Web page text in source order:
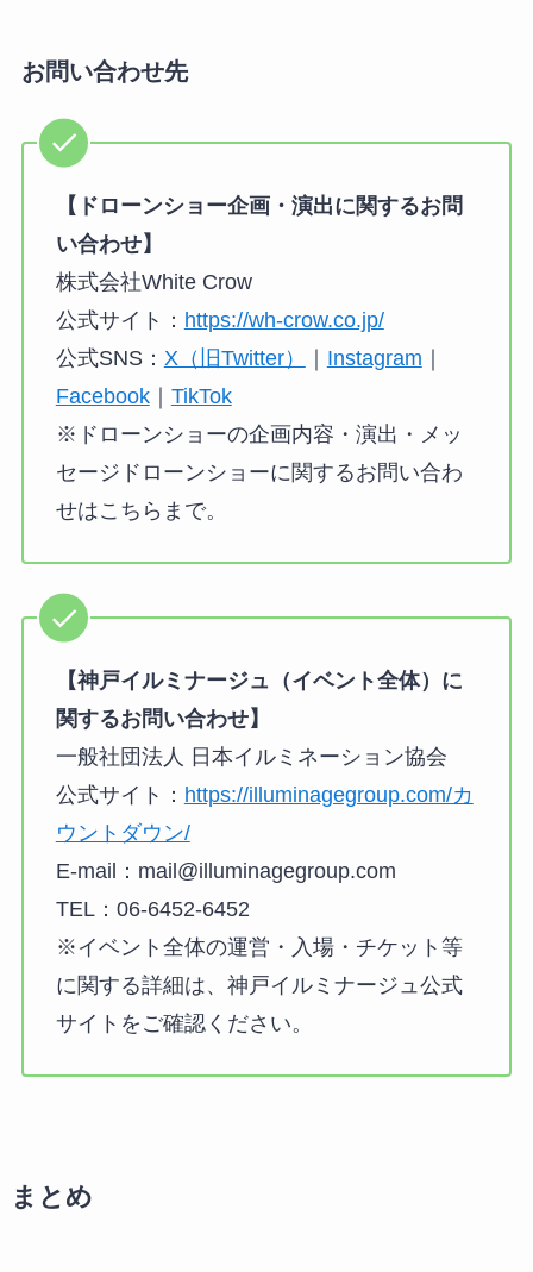
お問い合わせ先
【ドローンショー企画・演出に関するお問
い合わせ】
株式会社White Crow
公式サイト： https://wh-crow.co.jp/
公式SNS： X（旧Twitter） ｜ Instagram ｜
Facebook｜ TikTok
※ドローンショーの企画内容・演出・メッ
セージドローンショーに関するお問い合わ
せはこちらまで。
【神戸イルミナージュ（イベント全体）に
関するお問い合わせ】
一般社団法人 日本イルミネーション協会
公式サイト： https://illuminagegroup.com/カ
ウントダウン/
E-mail：mail@illuminagegroup.com
TEL：06-6452-6452
※イベント全体の運営・入場・チケット等
に関する詳細は、神戸イルミナージュ公式
サイトをご確認ください。
まとめ